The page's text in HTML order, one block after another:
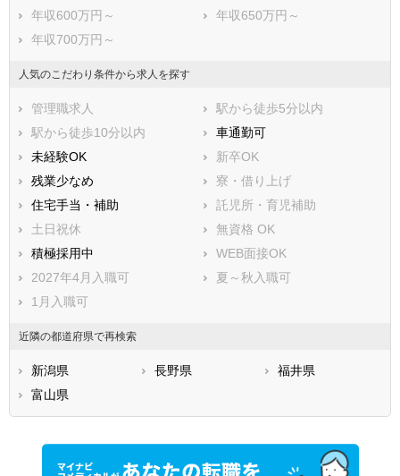
年収600万円～
年収650万円～
年収700万円～
人気のこだわり条件から求人を探す
管理職求人
駅から徒歩5分以内
駅から徒歩10分以内
車通勤可
未経験OK
新卒OK
残業少なめ
寮・借り上げ
住宅手当・補助
託児所・育児補助
土日祝休
無資格 OK
積極採用中
WEB面接OK
2027年4月入職可
夏～秋入職可
1月入職可
近隣の都道府県で再検索
新潟県 長野県
福井県
富山県